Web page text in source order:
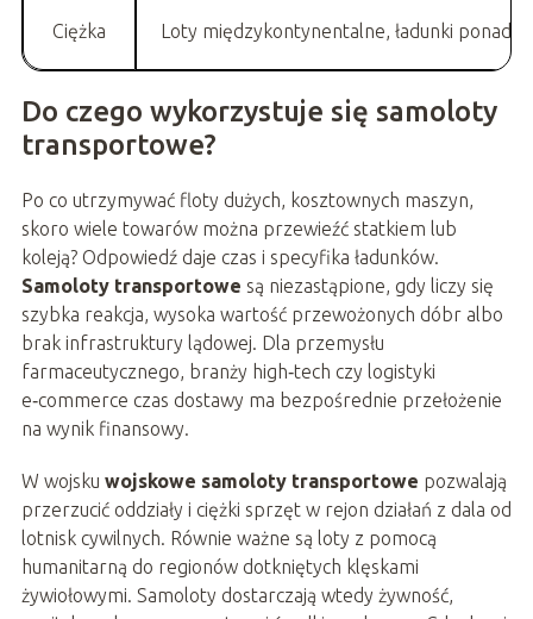
Ciężka Loty międzykontynentalne, ładunki
Do czego wykorzystuje się samoloty
transportowe?
Po co utrzymywać floty dużych, kosztownych maszyn,
skoro wiele towarów można przewieźć statkiem lub
koleją? Odpowiedź daje czas i specyfika ładunków.
Samoloty transportowe są niezastąpione, gdy liczy się
szybka reakcja, wysoka wartość przewożonych dóbr albo
brak infrastruktury lądowej. Dla przemysłu
farmaceutycznego, branży high‑tech czy logistyki
e‑commerce czas dostawy ma bezpośrednie przełożenie
na wynik finansowy.
W wojsku wojskowe samoloty transportowe pozwalają
przerzucić oddziały i ciężki sprzęt w rejon działań z dala od
lotnisk cywilnych. Równie ważne są loty z pomocą
humanitarną do regionów dotkniętych klęskami
żywiołowymi. Samoloty dostarczają wtedy żywność,